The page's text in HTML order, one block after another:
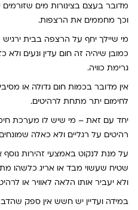
מדובר בעצם בצינורות מים
וכך מחממים את הרצפות.
מי שיילך יחף על הרצפה בבית
כמובן שיהיה זה חום עדין ונעים
גרימת כוויה.
אין מדובר בכמות חום גדולה או
לחימום יתר מתחת לרהיטים.
יחד עם זאת – מי שיש לו מערכת
רהיטים על רגליים ולא כאלה
על מנת לנקוט באמצעי זהירות
שטיח שעשוי מבד או אריג כלשהו
ולא יעביר אותו הלאה לאוויר או
במידה ועדיין יש חשש אין ספק